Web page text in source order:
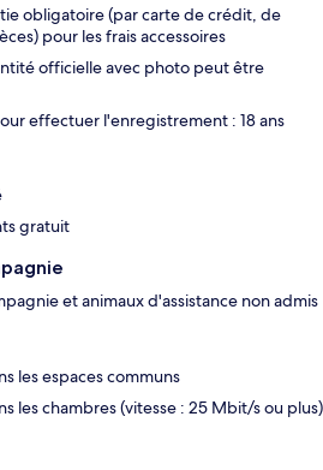
obligatoire (par carte de crédit, de
pour les frais accessoires
officielle avec photo peut être
effectuer l'enregistrement : 18 ans
gratuit
et animaux d'assistance non admis
les espaces communs
les chambres (vitesse : 25 Mbit/s ou plus)